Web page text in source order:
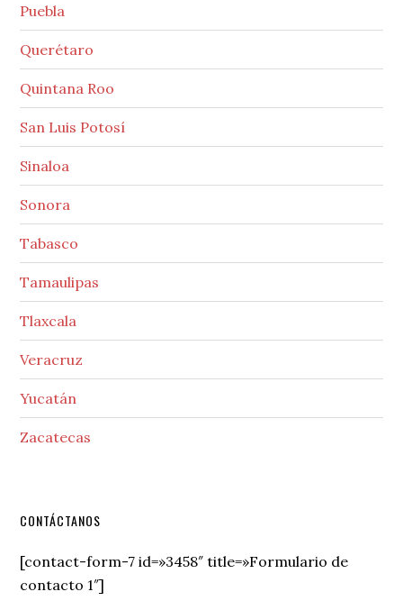
Puebla
Querétaro
Quintana Roo
San Luis Potosí
Sinaloa
Sonora
Tabasco
Tamaulipas
Tlaxcala
Veracruz
Yucatán
Zacatecas
Secondary
Sidebar
CONTÁCTANOS
[contact-form-7 id=»3458″ title=»Formulario de
contacto 1″]